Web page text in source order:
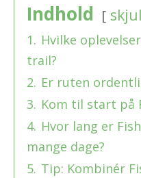
Indhold skjul
1. Hvilke
trail?
2. Er ruten
3. Kom til start på
4. Hvor lang er
mange dage?
5. Tip: Kombinér